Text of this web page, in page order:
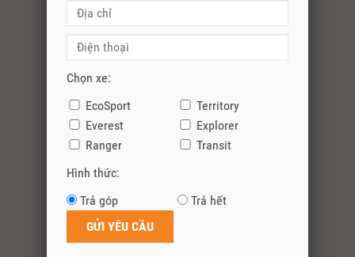
Chọn xe:
EcoSport
Territory
Everest
Explorer
Ranger
Transit
Hình thức:
Trả góp
Trả hết